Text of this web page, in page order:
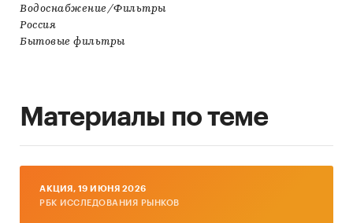
Водоснабжение/Фильтры
Россия
Бытовые фильтры
Материалы по теме
AКЦИЯ, 19 ИЮНЯ 2026
РБК ИССЛЕДОВАНИЯ РЫНКОВ